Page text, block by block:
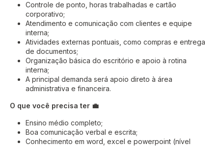
Controle de ponto, horas trabalhadas e cartão
corporativo;
Atendimento e comunicação com clientes e equipe
interna;
Atividades externas pontuais, como compras e entrega
de documentos;
Organização básica do escritório e apoio à rotina
interna;
A principal demanda será apoio direto à área
administrativa e financeira.
O que você precisa ter 💼
Ensino médio completo;
Boa comunicação verbal e escrita;
Conhecimento em word, excel e powerpoint (nível